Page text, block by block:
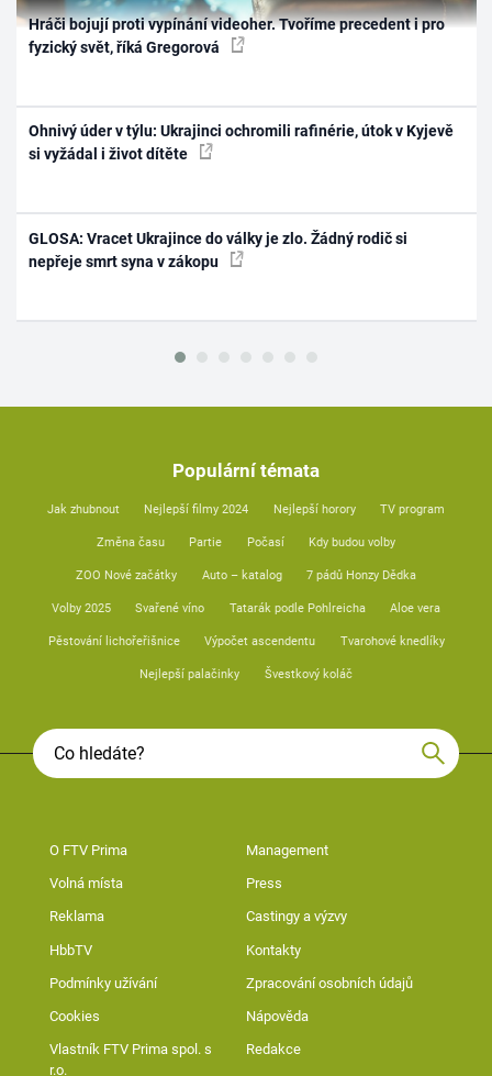
Hráči bojují proti vypínání videoher. Tvoříme precedent i pro
fyzický svět, říká Gregorová
Ohnivý úder v týlu: Ukrajinci ochromili rafinérie, útok v Kyjevě
si vyžádal i život dítěte
GLOSA: Vracet Ukrajince do války je zlo. Žádný rodič si
nepřeje smrt syna v zákopu
Populární témata
Jak zhubnout Nejlepší filmy 2024 Nejlepší horory TV program
Změna času Partie Počasí Kdy budou volby
ZOO Nové začátky Auto – katalog 7 pádů Honzy Dědka
Volby 2025 Svařené víno Tatarák podle Pohlreicha Aloe vera
Pěstování lichořeřišnice Výpočet ascendentu Tvarohové knedlíky
Nejlepší palačinky Švestkový koláč
O FTV Prima Management
Volná místa Press
Reklama Castingy a výzvy
HbbTV Kontakty
Podmínky užívání Zpracování osobních údajů
Cookies Nápověda
Vlastník FTV Prima spol. s
r.o.
Redakce